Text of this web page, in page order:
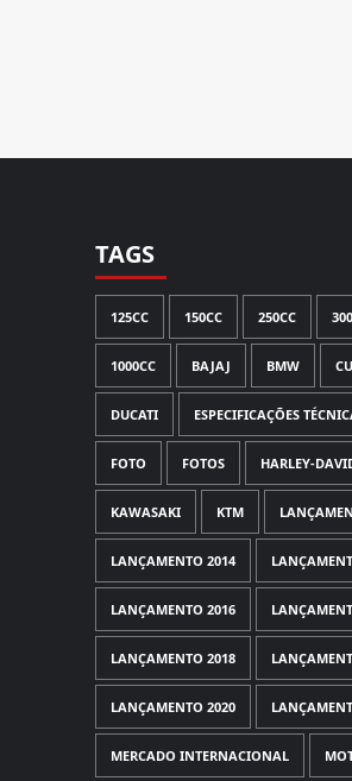
TAGS
125CC 150CC 250CC
1000CC BAJAJ BMW
DUCATI ESPECIFICAÇÕES
FOTO FOTOS HARLEY-
KAWASAKI KTM
LANÇAMENTO 2014
LANÇAMENTO 2016
LANÇAMENTO 2018
LANÇAMENTO 2020
MERCADO INTERNACIONAL